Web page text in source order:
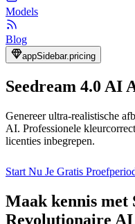
Models
Blog
appSidebar.pricing
Seedream 4.0 AI
Genereer ultra-realistische
AI. Professionele
licenties inbegrepen.
Start Nu Je Gratis
Maak kennis met
Revolutionaire